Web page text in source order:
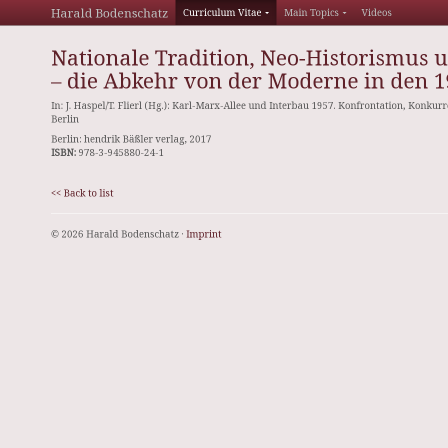
Harald Bodenschatz Curriculum Vitae Main Topics Videos
Nationale Tradition, Neo-Historismus
– die Abkehr von der Moderne in den
In: J. Haspel/T. Flierl (Hg.): Karl-Marx-Allee und Interbau 1957. Konfrontation,
Berlin
Berlin: hendrik Bäßler verlag, 2017
ISBN: 978-3-945880-24-1
<< Back to list
© 2026 Harald Bodenschatz · Imprint